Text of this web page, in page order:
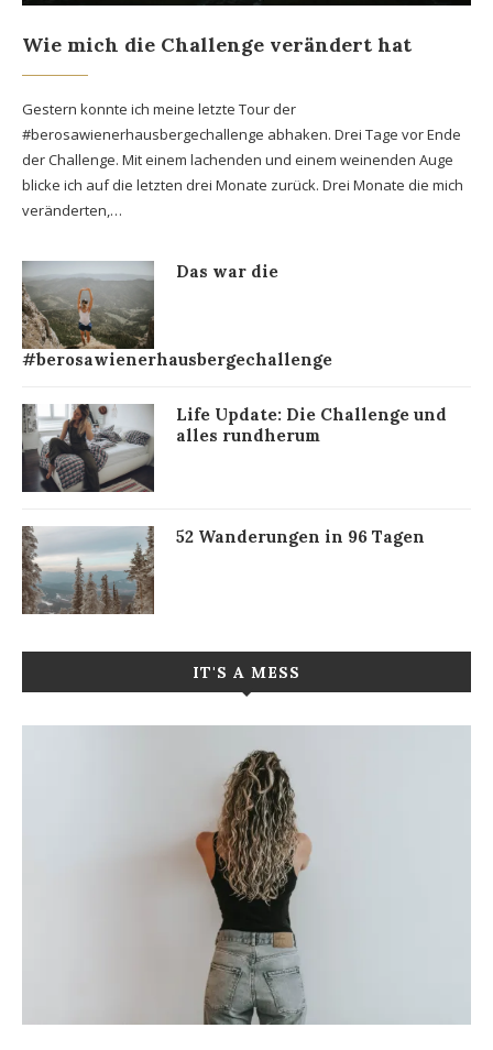
Wie mich die Challenge verändert hat
Gestern konnte ich meine letzte Tour der
#berosawienerhausbergechallenge abhaken. Drei Tage vor Ende
der Challenge. Mit einem lachenden und einem weinenden Auge
blicke ich auf die letzten drei Monate zurück. Drei Monate die mich
veränderten,…
Das war die
#berosawienerhausbergechallenge
Life Update: Die Challenge und
alles rundherum
52 Wanderungen in 96 Tagen
IT'S A MESS